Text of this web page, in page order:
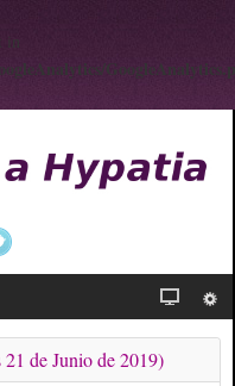
in
de Junio de 2019)